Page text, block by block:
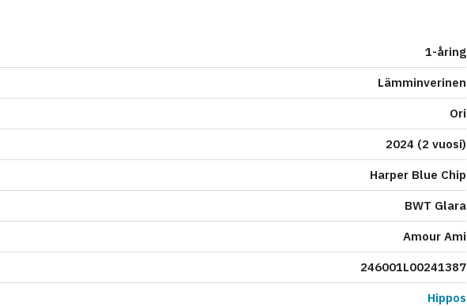
1-åring
Lämminverinen
Ori
2024 (2 vuosi)
Harper Blue Chip
BWT Glara
Amour Ami
246001L00241387
Hippos